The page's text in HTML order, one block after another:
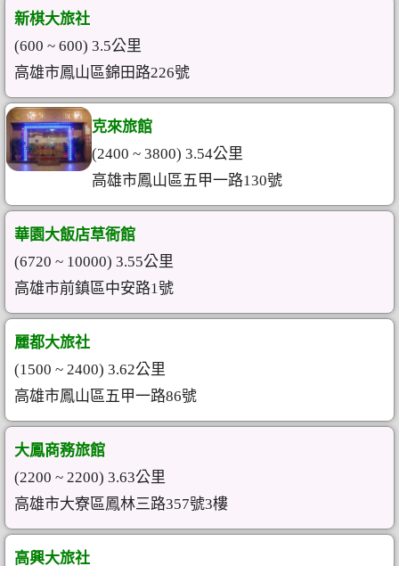
新棋大旅社
(600 ~ 600) 3.5公里
高雄市鳳山區錦田路226號
克來旅館
(2400 ~ 3800) 3.54公里
高雄市鳳山區五甲一路130號
華園大飯店草衙館
(6720 ~ 10000) 3.55公里
高雄市前鎮區中安路1號
麗都大旅社
(1500 ~ 2400) 3.62公里
高雄市鳳山區五甲一路86號
大鳳商務旅館
(2200 ~ 2200) 3.63公里
高雄市大寮區鳳林三路357號3樓
高興大旅社